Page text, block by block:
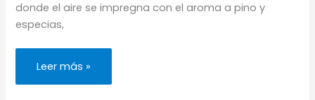
donde el aire se impregna con el aroma a pino y
especias,
Guía
Navidad
Leer más »